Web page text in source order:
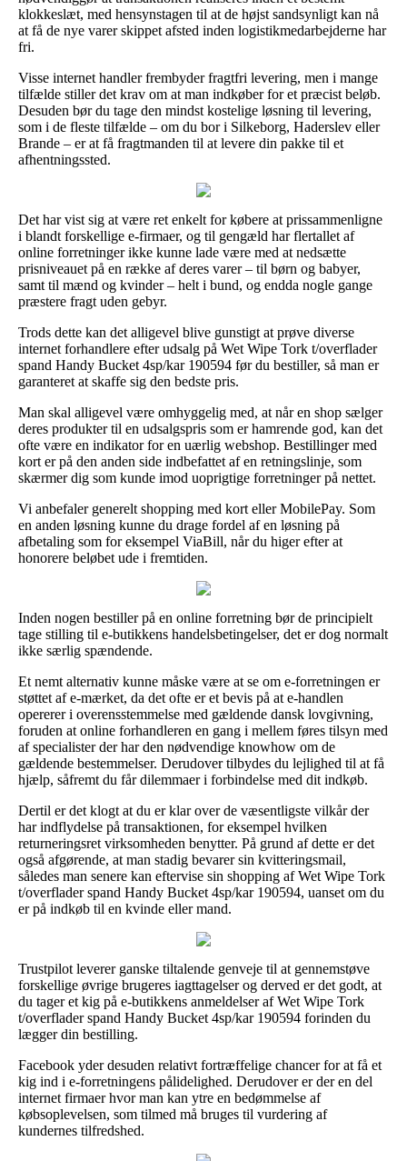
klokkeslæt, med hensynstagen til at de højst sandsynligt kan nå
at få de nye varer skippet afsted inden logistikmedarbejderne har
fri.
Visse internet handler frembyder fragtfri levering, men i mange
tilfælde stiller det krav om at man indkøber for et præcist beløb.
Desuden bør du tage den mindst kostelige løsning til levering,
som i de fleste tilfælde – om du bor i Silkeborg, Haderslev eller
Brande – er at få fragtmanden til at levere din pakke til et
afhentningssted.
Det har vist sig at være ret enkelt for købere at prissammenligne
i blandt forskellige e-firmaer, og til gengæld har flertallet af
online forretninger ikke kunne lade være med at nedsætte
prisniveauet på en række af deres varer – til børn og babyer,
samt til mænd og kvinder – helt i bund, og endda nogle gange
præstere fragt uden gebyr.
Trods dette kan det alligevel blive gunstigt at prøve diverse
internet forhandlere efter udsalg på Wet Wipe Tork t/overflader
spand Handy Bucket 4sp/kar 190594 før du bestiller, så man er
garanteret at skaffe sig den bedste pris.
Man skal alligevel være omhyggelig med, at når en shop sælger
deres produkter til en udsalgspris som er hamrende god, kan det
ofte være en indikator for en uærlig webshop. Bestillinger med
kort er på den anden side indbefattet af en retningslinje, som
skærmer dig som kunde imod uoprigtige forretninger på nettet.
Vi anbefaler generelt shopping med kort eller MobilePay. Som
en anden løsning kunne du drage fordel af en løsning på
afbetaling som for eksempel ViaBill, når du higer efter at
honorere beløbet ude i fremtiden.
Inden nogen bestiller på en online forretning bør de principielt
tage stilling til e-butikkens handelsbetingelser, det er dog normalt
ikke særlig spændende.
Et nemt alternativ kunne måske være at se om e-forretningen er
støttet af e-mærket, da det ofte er et bevis på at e-handlen
opererer i overensstemmelse med gældende dansk lovgivning,
foruden at online forhandleren en gang i mellem føres tilsyn med
af specialister der har den nødvendige knowhow om de
gældende bestemmelser. Derudover tilbydes du lejlighed til at få
hjælp, såfremt du får dilemmaer i forbindelse med dit indkøb.
Dertil er det klogt at du er klar over de væsentligste vilkår der
har indflydelse på transaktionen, for eksempel hvilken
returneringsret virksomheden benytter. På grund af dette er det
også afgørende, at man stadig bevarer sin kvitteringsmail,
således man senere kan eftervise sin shopping af Wet Wipe Tork
t/overflader spand Handy Bucket 4sp/kar 190594, uanset om du
er på indkøb til en kvinde eller mand.
Trustpilot leverer ganske tiltalende genveje til at gennemstøve
forskellige øvrige brugeres iagttagelser og derved er det godt, at
du tager et kig på e-butikkens anmeldelser af Wet Wipe Tork
t/overflader spand Handy Bucket 4sp/kar 190594 forinden du
lægger din bestilling.
Facebook yder desuden relativt fortræffelige chancer for at få et
kig ind i e-forretningens pålidelighed. Derudover er der en del
internet firmaer hvor man kan ytre en bedømmelse af
købsoplevelsen, som tilmed må bruges til vurdering af
kundernes tilfredshed.